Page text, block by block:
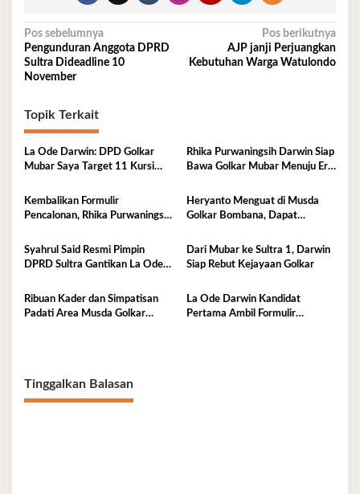
Navigasi
pos
Pos sebelumnya
Pengunduran Anggota DPRD
Sultra Dideadline 10
November
Pos berikutnya
AJP janji Perjuangkan
Kebutuhan Warga Watulondo
Topik Terkait
La Ode Darwin: DPD Golkar
Mubar Saya Target 11 Kursi
Rhika Purwaningsih Darwin Siap
Bawa Golkar Mubar Menuju Era
Kembalikan Formulir
Pencalonan, Rhika Purwaningsih
Golkar Mubar
Heryanto Menguat di Musda
Golkar Bombana, Dapat
Akar Rumput
Syahrul Said Resmi Pimpin
DPRD Sultra Gantikan La Ode
Dari Mubar ke Sultra 1, Darwin
Siap Rebut Kejayaan Golkar
Ribuan Kader dan Simpatisan
Padati Area Musda Golkar
La Ode Darwin Kandidat
Pertama Ambil Formulir
Tinggalkan Balasan